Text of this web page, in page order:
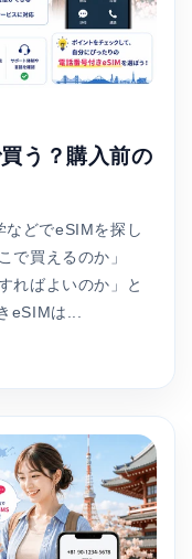
う？購入前の
などでeSIMを探し
で買えるのか」
ればよいのか」と
eSIMは...